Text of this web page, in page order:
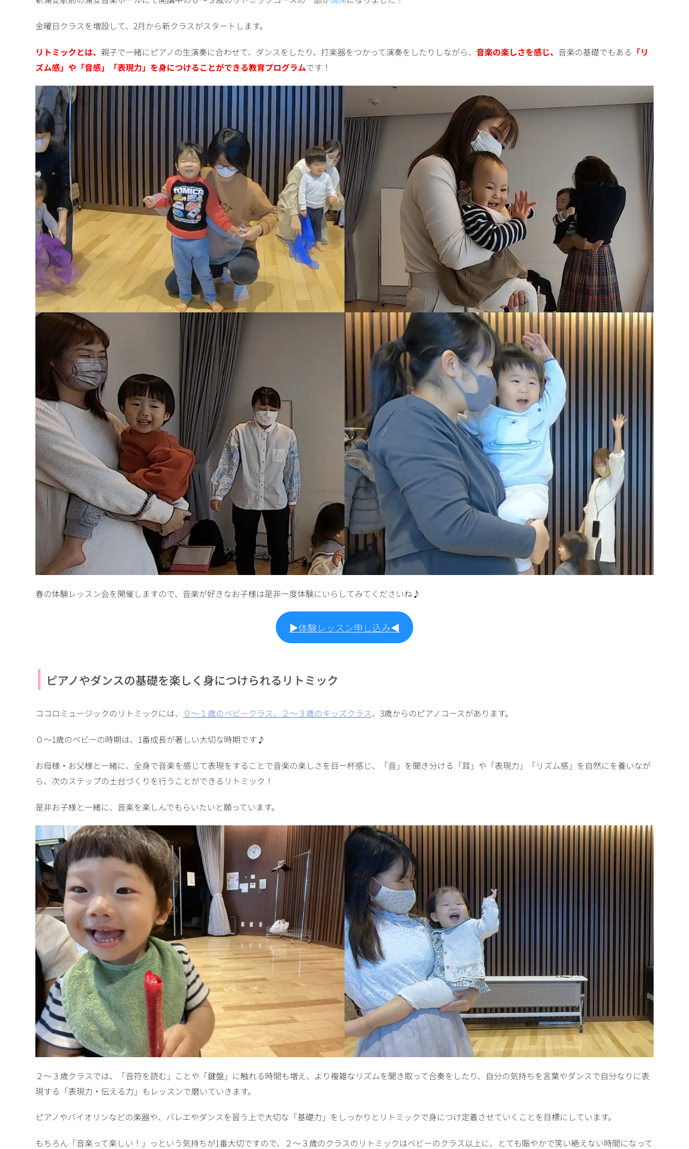
金曜日クラスを増設して、2月から新クラスがスタートします。
リトミックとは、 親子で一緒にピアノの生演奏に合わせて、ダンスをしたり、打楽器をつかって演奏をしたりしながら、 音楽の楽しさを感じ、 音楽の基礎でもある 「リ
ズム感」や「音感」「表現力」を身につけることができる教育プログラムです！
春の体験レッスン会を開催しますので、音楽が好きなお子様は是非一度体験にいらしてみてくださいね♪
▶︎体験レッスン申し込み◀︎
ピアノやダンスの基礎を楽しく身につけられるリトミック
ココロミュージックのリトミックには、 ０〜１歳のベビークラス、２〜３歳のキッズクラス、3歳からのピアノコースがあります。
０〜1歳のベビーの時期は、1番成長が著しい大切な時期です♪
お母様・お父様と一緒に、全身で音楽を感じて表現をすることで音楽の楽しさを目一杯感じ、「音」を聞き分ける「耳」や「表現力」「リズム感」を自然にを養いなが
ら、次のステップの土台づくりを行うことができるリトミック！
是非お子様と一緒に、音楽を楽しんでもらいたいと願っています。
２〜３歳クラスでは、「音符を読む」ことや「鍵盤」に触れる時間も増え、より複雑なリズムを聞き取って合奏をしたり、自分の気持ちを言葉やダンスで自分なりに表
現する「表現力・伝える力」もレッスンで磨いていきます。
ピアノやバイオリンなどの楽器や、バレエやダンスを習う上で大切な「基礎力」をしっかりとリトミックで身につけ定着させていくことを目標にしています。
もちろん「音楽って楽しい！」っという気持ちが1番大切ですので、２〜３歳のクラスのリトミックはベビーのクラス以上に、とても賑やかで笑い絶えない時間になって